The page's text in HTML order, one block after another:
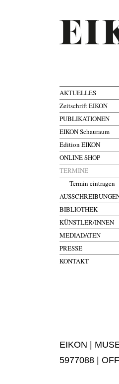
AKTUELLES
Zeitschrift EIKON
PUBLIKATIONEN
EIKON Schauraum
Edition EIKON
ONLINE SHOP
TERMINE
Termin eintragen
BIBLIOTHEK
KÜNSTLER/INNEN
MEDIADATEN
PRESSE
KONTAKT
EIKON |
5977088 |